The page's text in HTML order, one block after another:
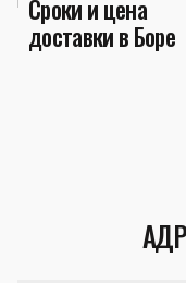
Сроки и цена
доставки в Боре